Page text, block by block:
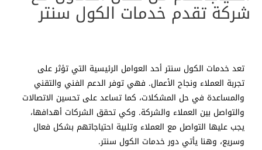
شركة تقدم خدمات الكول سنتر
تعد خدمات الكول سنتر أحد العوامل الرئيسية التي تؤثر على
تجربة العملاء ونجاح الأعمال. فهي توفر الدعم الفني والتقني
والمساعدة في حل المشكلات، كما تساعد على تحسين الاتصالات
والتواصل بين العملاء والشركة. وكي تحقق الشركات أهدافها،
يجب عليها التواصل مع العملاء وتلبية احتياجاتهم بشكل فعال
وسريع، وهنا يأتي دور خدمات الكول سنتر.